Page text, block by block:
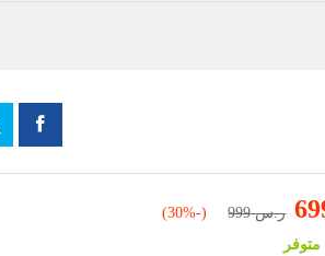
ر.س999
(-30%)
متوفر